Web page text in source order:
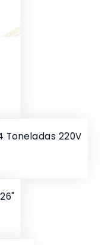
Toneladas 220V